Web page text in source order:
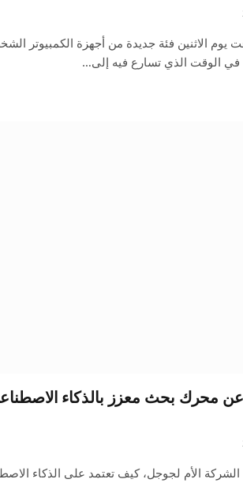
الاثنين فئة جديدة من أجهزة الكمبيوتر
في الوقت الذي تسارع فيه إلى…
محرك بحث معزز بالذكاء
الأم لجوجل، كيف تعتمد على الذكاء